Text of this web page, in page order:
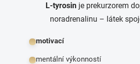
L-tyrosinje prekurzorem
noradrenalinu – látek
motivací
mentální výkonností